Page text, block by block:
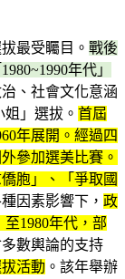
最受矚目。 戰後
年代」
、社會文化意涵
」選拔。 首屆
年展開。經過四
參加選美比賽。
胞」、「爭取國
因素影響下， 政
1980年代，部
多數輿論的支持
活動 。該年舉辦